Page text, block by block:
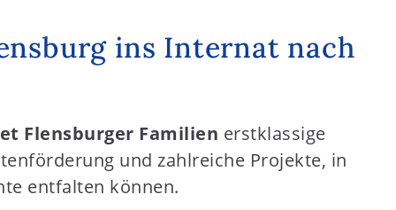
ins Internat nach
Flensburger Familien erstklassige
und zahlreiche Projekte, in
entfalten können.